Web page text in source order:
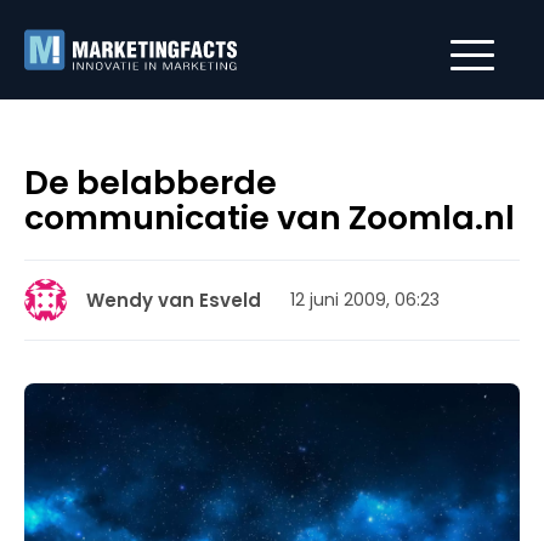
De belabberde
communicatie van Zoomla.nl
Wendy van Esveld 12 juni 2009, 06:23